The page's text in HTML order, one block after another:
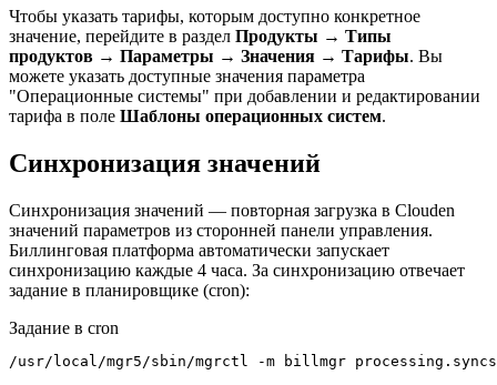
Чтобы указать тарифы, которым доступно конкретное
значение, перейдите в раздел Продукты → Типы
продуктов → Параметры → Значения → Тарифы. Вы
можете указать доступные значения параметра
"Операционные системы" при добавлении и редактировании
тарифа в поле Шаблоны операционных систем.
Синхронизация значений
Синхронизация значений — повторная загрузка в Clouden
значений параметров из сторонней панели управления.
Биллинговая платформа автоматически запускает
синхронизацию каждые 4 часа. За синхронизацию отвечает
задание в планировщике (cron):
Задание в cron
/usr/local/mgr5/sbin/mgrctl -m billmgr